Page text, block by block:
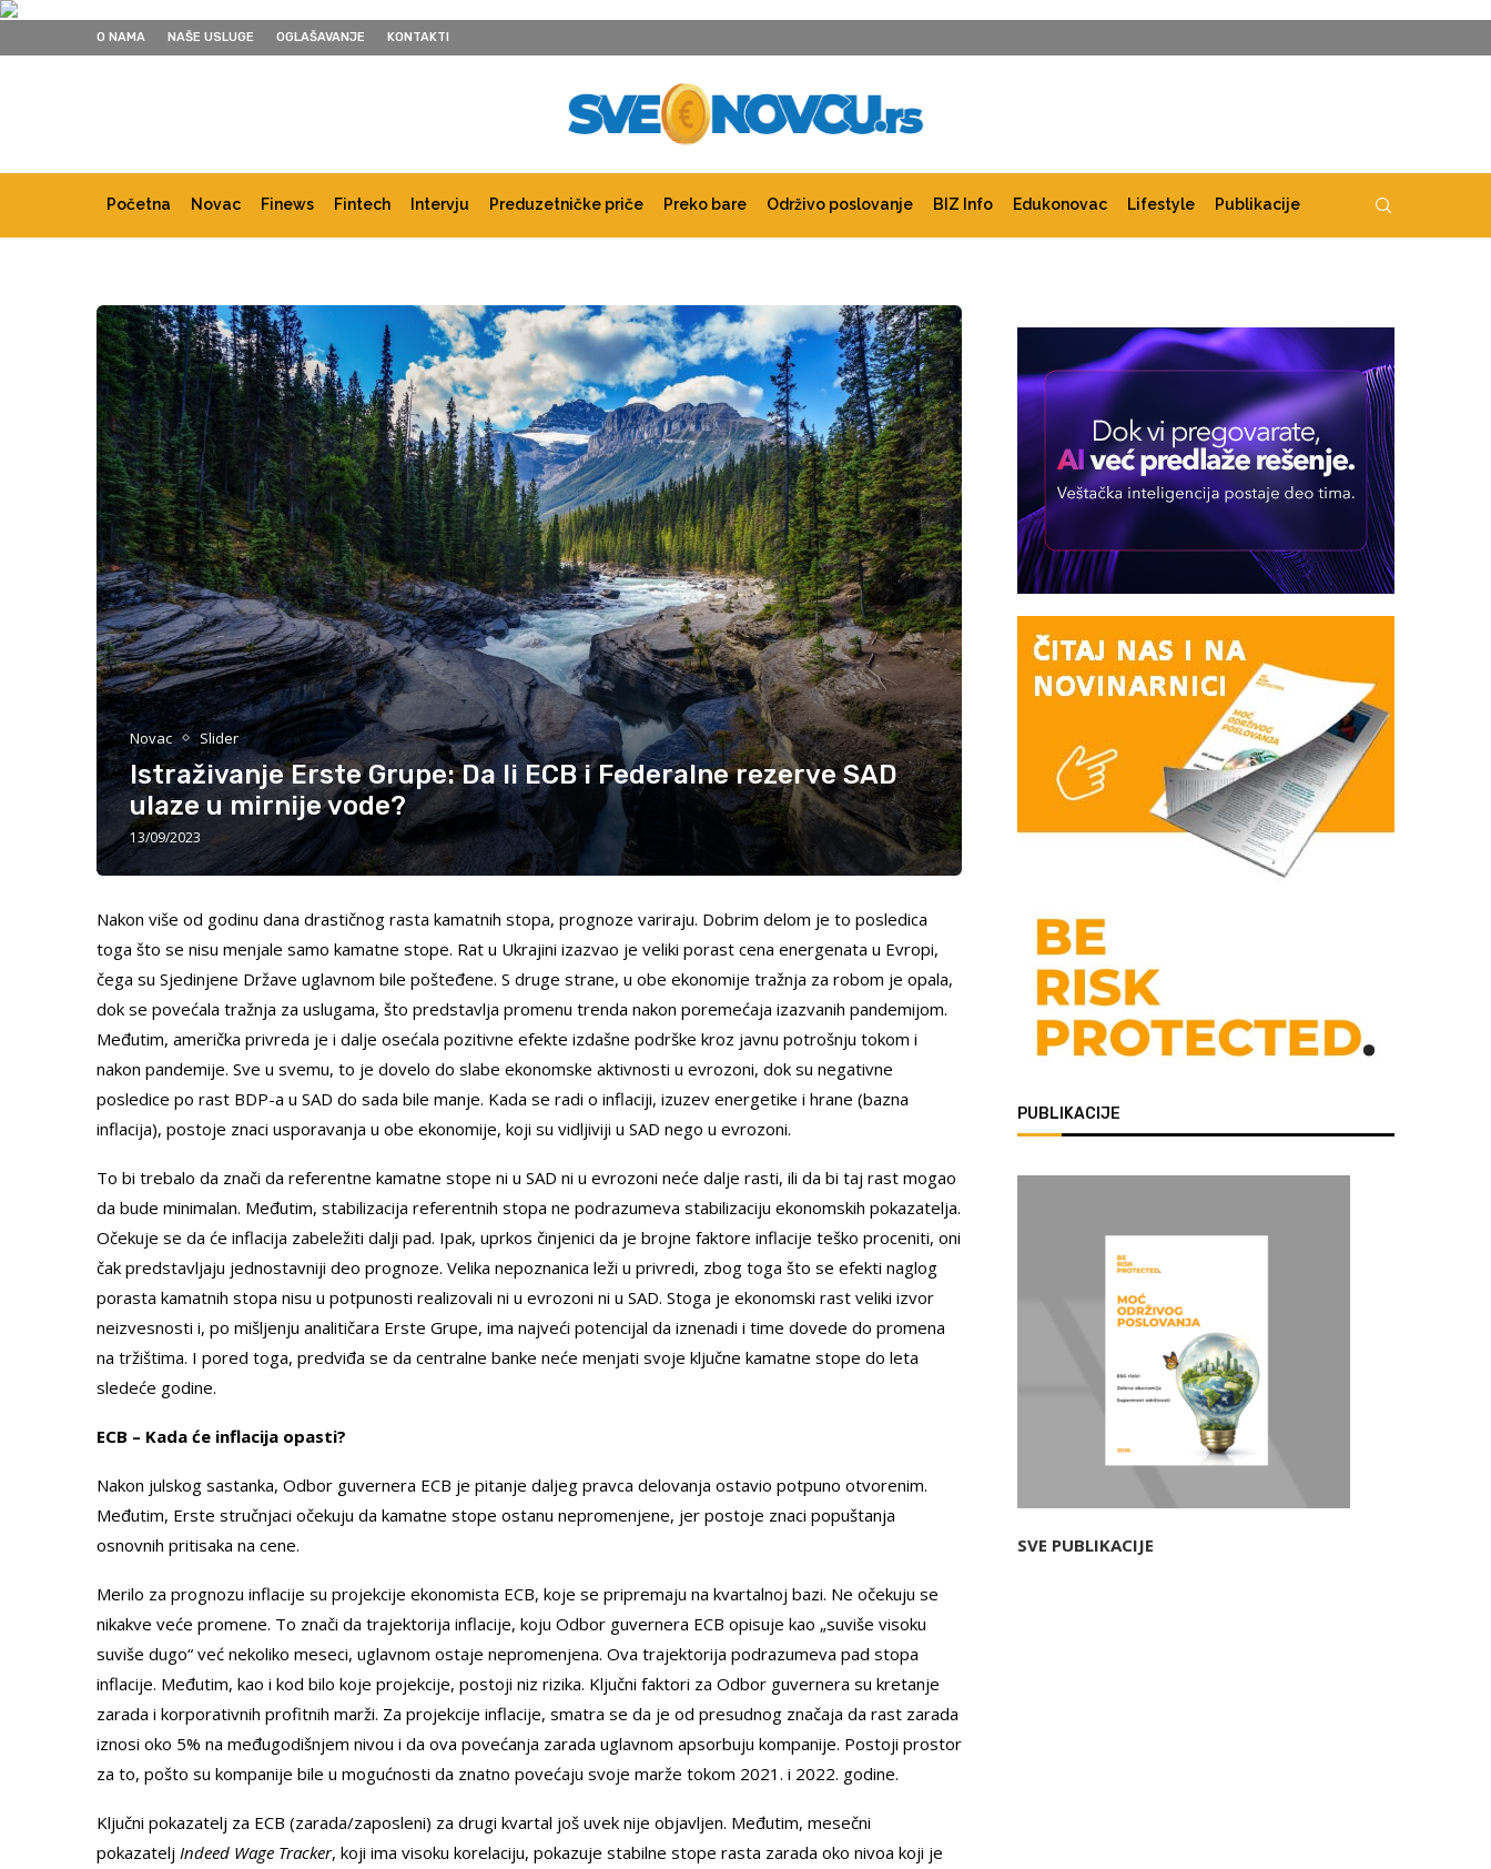
O NAMA NAŠE USLUGE OGLAŠAVANJE KONTAKTI
Početna Novac Finews Fintech Intervju Preduzetničke priče Preko bare Održivo poslovanje BIZ Info Edukonovac Lifestyle Publikacije
Novac Slider
Istraživanje Erste Grupe: Da li ECB i Federalne rezerve SAD
ulaze u mirnije vode?
13/09/2023
Nakon više od godinu dana drastičnog rasta kamatnih stopa, prognoze variraju. Dobrim delom je to posledica
toga što se nisu menjale samo kamatne stope. Rat u Ukrajini izazvao je veliki porast cena energenata u Evropi,
čega su Sjedinjene Države uglavnom bile pošteđene. S druge strane, u obe ekonomije tražnja za robom je opala,
dok se povećala tražnja za uslugama, što predstavlja promenu trenda nakon poremećaja izazvanih pandemijom.
Međutim, američka privreda je i dalje osećala pozitivne efekte izdašne podrške kroz javnu potrošnju tokom i
nakon pandemije. Sve u svemu, to je dovelo do slabe ekonomske aktivnosti u evrozoni, dok su negativne
posledice po rast BDP-a u SAD do sada bile manje. Kada se radi o inflaciji, izuzev energetike i hrane (bazna
inflacija), postoje znaci usporavanja u obe ekonomije, koji su vidljiviji u SAD nego u evrozoni.
To bi trebalo da znači da referentne kamatne stope ni u SAD ni u evrozoni neće dalje rasti, ili da bi taj rast mogao
da bude minimalan. Međutim, stabilizacija referentnih stopa ne podrazumeva stabilizaciju ekonomskih pokazatelja.
Očekuje se da će inflacija zabeležiti dalji pad. Ipak, uprkos činjenici da je brojne faktore inflacije teško proceniti, oni
čak predstavljaju jednostavniji deo prognoze. Velika nepoznanica leži u privredi, zbog toga što se efekti naglog
porasta kamatnih stopa nisu u potpunosti realizovali ni u evrozoni ni u SAD. Stoga je ekonomski rast veliki izvor
neizvesnosti i, po mišljenju analitičara Erste Grupe, ima najveći potencijal da iznenadi i time dovede do promena
na tržištima. I pored toga, predviđa se da centralne banke neće menjati svoje ključne kamatne stope do leta
sledeće godine.
ECB – Kada će inflacija opasti?
Nakon julskog sastanka, Odbor guvernera ECB je pitanje daljeg pravca delovanja ostavio potpuno otvorenim.
Međutim, Erste stručnjaci očekuju da kamatne stope ostanu nepromenjene, jer postoje znaci popuštanja
osnovnih pritisaka na cene.
Merilo za prognozu inflacije su projekcije ekonomista ECB, koje se pripremaju na kvartalnoj bazi. Ne očekuju se
nikakve veće promene. To znači da trajektorija inflacije, koju Odbor guvernera ECB opisuje kao „suviše visoku
suviše dugo“ već nekoliko meseci, uglavnom ostaje nepromenjena. Ova trajektorija podrazumeva pad stopa
inflacije. Međutim, kao i kod bilo koje projekcije, postoji niz rizika. Ključni faktori za Odbor guvernera su kretanje
zarada i korporativnih profitnih marži. Za projekcije inflacije, smatra se da je od presudnog značaja da rast zarada
iznosi oko 5% na međugodišnjem nivou i da ova povećanja zarada uglavnom apsorbuju kompanije. Postoji prostor
za to, pošto su kompanije bile u mogućnosti da znatno povećaju svoje marže tokom 2021. i 2022. godine.
Ključni pokazatelj za ECB (zarada/zaposleni) za drugi kvartal još uvek nije objavljen. Međutim, mesečni
pokazatelj Indeed Wage Tracker, koji ima visoku korelaciju, pokazuje stabilne stope rasta zarada oko nivoa koji je
PUBLIKACIJE
SVE PUBLIKACIJE